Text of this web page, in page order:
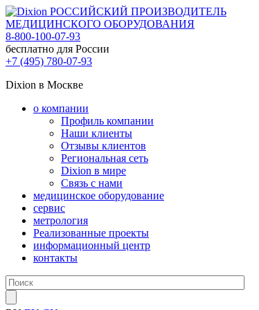
РОССИЙСКИЙ ПРОИЗВОДИТЕЛЬ
МЕДИЦИНСКОГО ОБОРУДОВАНИЯ
8-800-100-07-93
бесплатно для России
+7 (495) 780-07-93
Dixion в Москве
о компании
Профиль компании
Наши клиенты
Отзывы клиентов
Региональная сеть
Dixion в мире
Связь с нами
медицинское оборудование
сервис
метрология
Реализованные проекты
информационный центр
контакты